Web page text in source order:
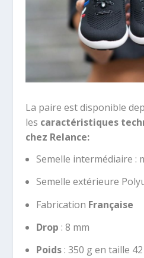
La paire est disponible
les caractéristiques
chez Relance:
Semelle intermédiaire :
Semelle extérieure
Fabrication Française
Drop : 8 mm
Poids: 350 g en taille 42